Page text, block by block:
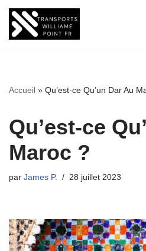
Aller
Accueil » Qu’est-ce Qu’un Dar Au
Qu’est-ce
Maroc ?
par James P. 28 juillet 2023